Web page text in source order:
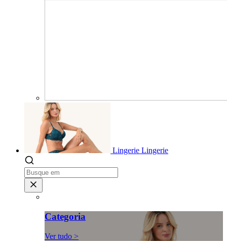
Lingerie Lingerie
Categoria
Ver tudo >